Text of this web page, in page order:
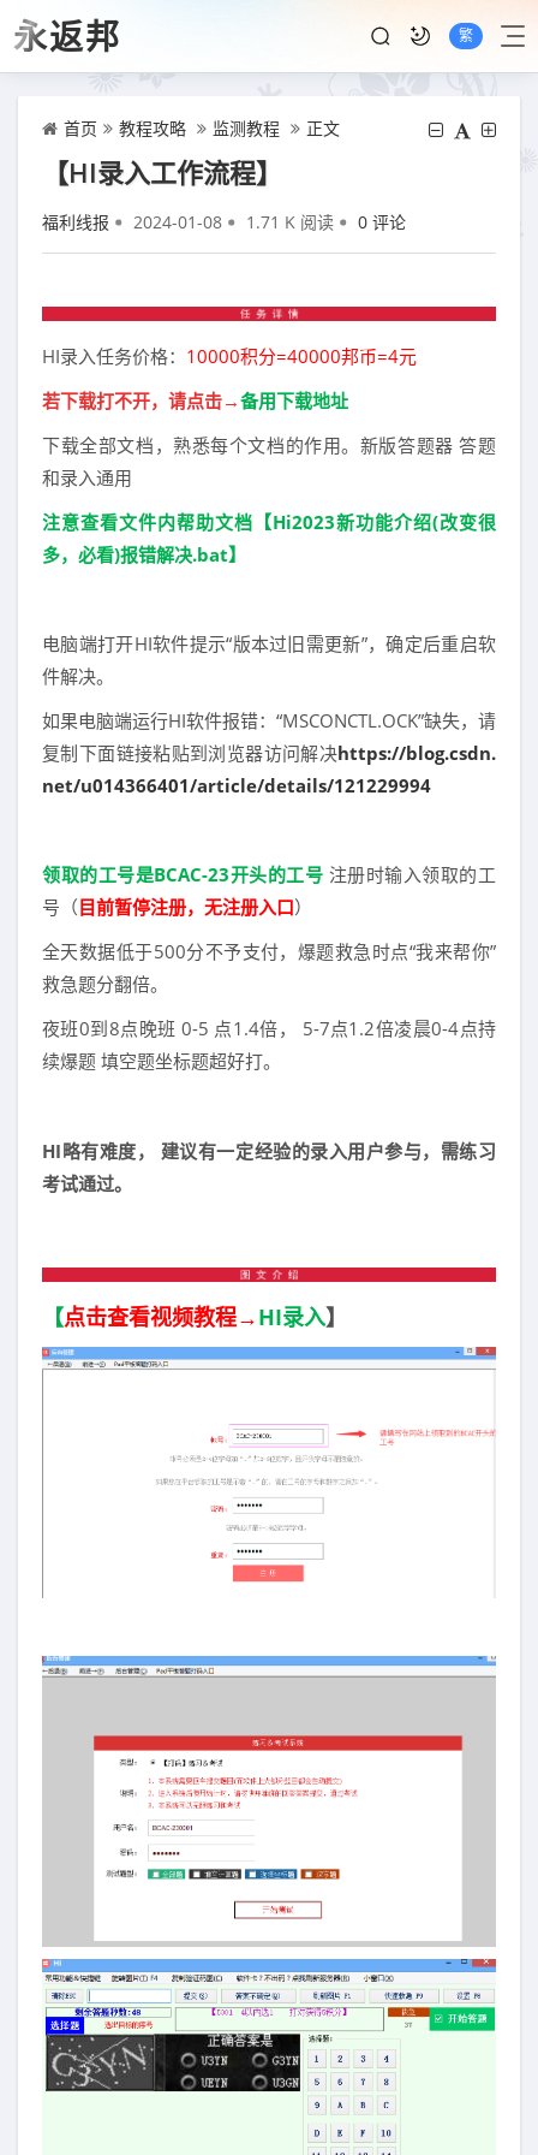
永返邦 繁
首页 教程攻略 监测教程 正文
【HI录入工作流程】
福利线报 2024-01-08 1.71 K 阅读 0 评论
HI录入任务价格： 10000积分=40000邦币=4元
若下载打不开，请点击→备用下载地址
下载全部文档，熟悉每个文档的作用。新版答题器 答题
和录入通用
注意查看文件内帮助文档【Hi2023新功能介绍(改变很
多，必看)报错解决.bat】
电脑端打开HI软件提示“版本过旧需更新”，确定后重启软
件解决。
如果电脑端运行HI软件报错：“MSCONCTL.OCK”缺失，请
复制下面链接粘贴到浏览器访问解决https://blog.csdn.
net/u014366401/article/details/121229994
领取的工号是BCAC-23开头的工号 注册时输入领取的工
号（目前暂停注册，无注册入口）
全天数据低于500分不予支付，爆题救急时点“我来帮你”
救急题分翻倍。
夜班0到8点晚班 0-5 点1.4倍， 5-7点1.2倍凌晨0-4点持
续爆题 填空题坐标题超好打。
HI略有难度，
建议有一定经验的录入用户参与，需练习
考试通过。
【点击查看视频教程→HI录入】